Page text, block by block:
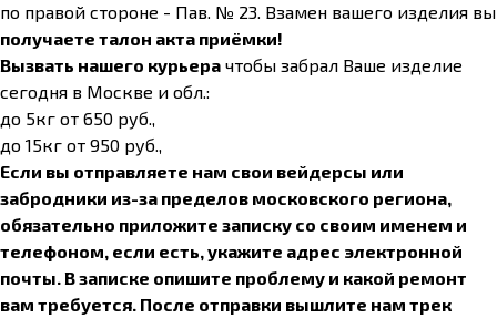
по правой стороне - Пав. № 23. Взамен вашего изделия вы
получаете талон акта приёмки!
Вызвать нашего курьера чтобы забрал Ваше изделие
сегодня в Москве и обл.:
до 5кг от 650 руб.,
до 15кг от 950 руб.,
Если вы отправляете нам свои вейдерсы или
забродники из-за пределов московского региона,
обязательно приложите записку со своим именем и
телефоном, если есть, укажите адрес электронной
почты. В записке опишите проблему и какой ремонт
вам требуется. После отправки вышлите нам трек